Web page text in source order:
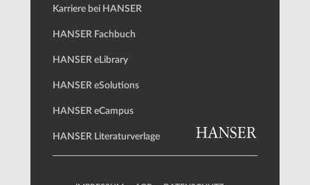
Karriere bei HANSER
HANSER Fachbuch
HANSER eLibrary
HANSER eSolutions
HANSER eCampus
HANSER Literaturverlage